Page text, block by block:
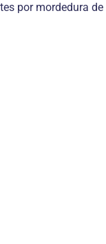
por mordedura